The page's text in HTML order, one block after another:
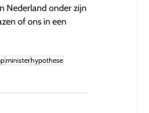
Nederland onder zijn
of ons in een
ministerhypothese